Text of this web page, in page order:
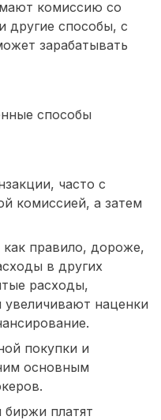
комиссию со
другие способы, с
зарабатывать
способы
часто с
комиссией, а затем
правило, дороже,
в других
расходы,
наценки
покупки и
основным
платят